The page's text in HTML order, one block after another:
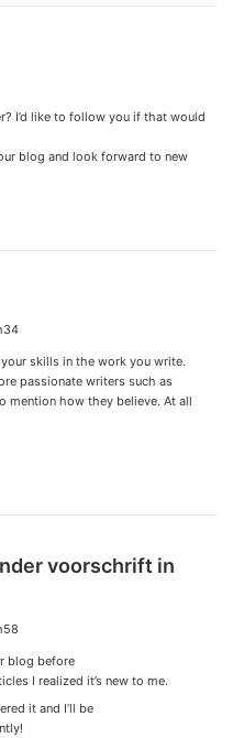
I’d like to follow you if that would
blog and look forward to new
skills in the work you write.
passionate writers such as
mention how they believe. At all
voorschrift in
blog before
I realized it’s new to me.
it and I’ll be